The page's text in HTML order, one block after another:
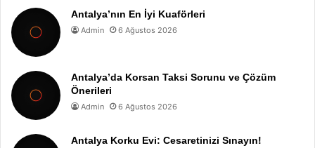
Antalya’nın En İyi Kuaförleri
Admin 6 Ağustos 2026
Antalya’da Korsan Taksi Sorunu ve Çözüm
Önerileri
Admin 6 Ağustos 2026
Antalya Korku Evi: Cesaretinizi Sınayın!